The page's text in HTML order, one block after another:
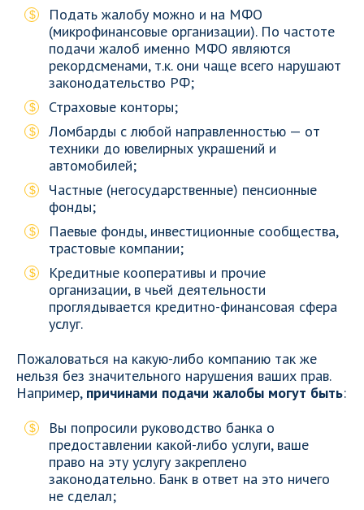
Подать жалобу можно и на МФО
(микрофинансовые организации). По частоте
подачи жалоб именно МФО являются
рекордсменами, т.к. они чаще всего нарушают
законодательство РФ;
Страховые конторы;
Ломбарды с любой направленностью — от
техники до ювелирных украшений и
автомобилей;
Частные (негосударственные) пенсионные
фонды;
Паевые фонды, инвестиционные сообщества,
трастовые компании;
Кредитные кооперативы и прочие
организации, в чьей деятельности
проглядывается кредитно-финансовая сфера
услуг.
Пожаловаться на какую-либо компанию так же
нельзя без значительного нарушения ваших прав.
Например, причинами подачи жалобы могут быть:
Вы попросили руководство банка о
предоставлении какой-либо услуги, ваше
право на эту услугу закреплено
законодательно. Банк в ответ на это ничего
не сделал;